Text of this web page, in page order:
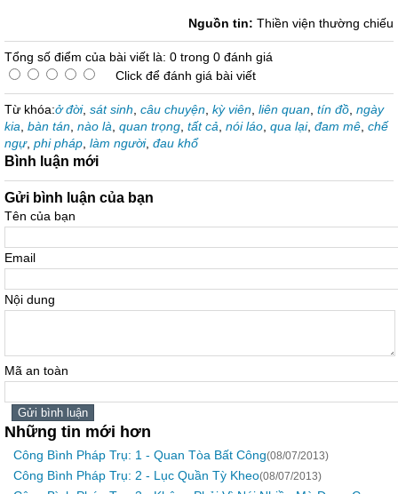
Nguồn tin: Thiền viện thường chiếu
Tổng số điểm của bài viết là: 0 trong 0 đánh giá
Click để đánh giá bài viết
Từ khóa:ở đời, sát sinh câu chuyện kỳ viên liên quan tín đồ ngày
kia bàn tán nào là quan trọng tất cả nói láo qua lại, đam mê chế
ngự, phi pháp làm người, đau khổ
Bình luận mới
Gửi bình luận của bạn
Tên của bạn
Email
Nội dung
Mã an toàn
Những tin mới hơn
Công Bình Pháp Trụ: 1 - Quan Tòa Bất Công(08/07/2013)
Công Bình Pháp Trụ: 2 - Lục Quần Tỳ Kheo(08/07/2013)